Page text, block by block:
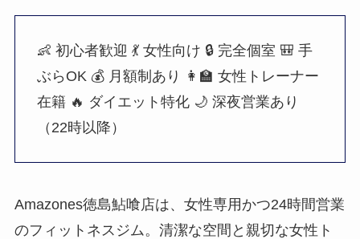
👶 初心者歓迎 💃 女性向け 🔒 完全個室 🎒 手
ぶらOK 💰 月額制あり
👩‍🏫 女性トレーナー
在籍 🔥 ダイエット特化 🌙 深夜営業あり
（22時以降）
Amazones徳島鮎喰店は、女性専用かつ24時間営業
のフィットネスジム。清潔な空間と親切な女性ト